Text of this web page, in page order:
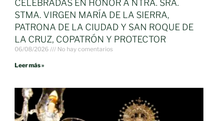
CELEBRADAS EN HONOR A NTRA. SRA.
STMA. VIRGEN MARÍA DE LA SIERRA,
PATRONA DE LA CIUDAD Y SAN ROQUE DE
LA CRUZ, COPATRÓN Y PROTECTOR
06/08/2026 No hay comentarios
Leer más »